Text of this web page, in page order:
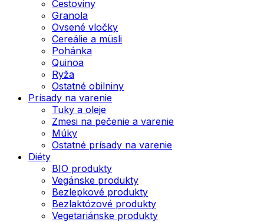
Cestoviny
Granola
Ovsené vločky
Cereálie a müsli
Pohánka
Quinoa
Ryža
Ostatné obilniny
Prísady na varenie
Tuky a oleje
Zmesi na pečenie a varenie
Múky
Ostatné prísady na varenie
Diéty
BIO produkty
Vegánske produkty
Bezlepkové produkty
Bezlaktózové produkty
Vegetariánske produkty